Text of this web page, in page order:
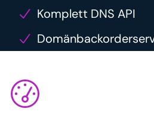
Komplett DNS API